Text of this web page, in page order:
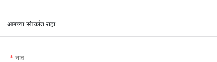
आमच्या संपर्कात राहा
नाव